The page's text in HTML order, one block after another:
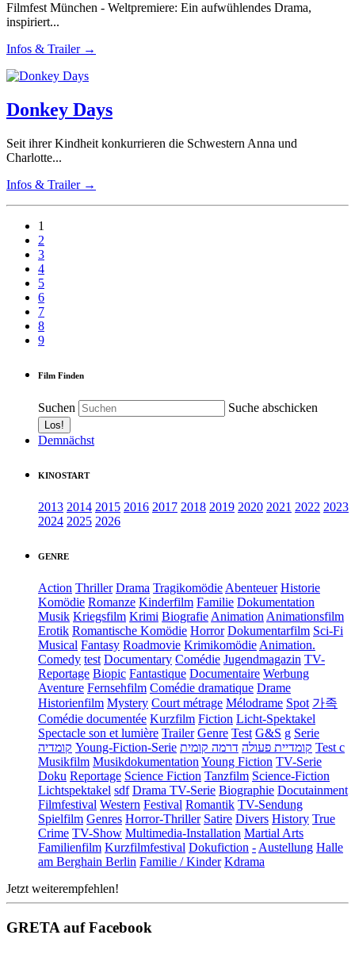
Filmfest München - Weltpremiere: Ein aufwühlendes Drama,
inspiriert...
Infos & Trailer →
Donkey Days
Seit ihrer Kindheit konkurrieren die Schwestern Anna und
Charlotte...
Infos & Trailer →
1
2
3
4
5
6
7
8
9
Film Finden
Suchen Suche abschicken
Demnächst
KINOSTART
2013 2014 2015 2016 2017 2018 2019 2020 2021 2022 2023
2024 2025 2026
GENRE
Action Thriller Drama Tragikomödie Abenteuer Historie
Komödie Romanze Kinderfilm Familie Dokumentation
Musik Kriegsfilm Krimi Biografie Animation Animationsfilm
Erotik Romantische Komödie Horror Dokumentarfilm Sci-Fi
Musical Fantasy Roadmovie Krimikomödie Animation.
Comedy test Documentary Comédie Jugendmagazin TV-
Reportage Biopic Fantastique Documentaire Werbung
Aventure Fernsehfilm Comédie dramatique Drame
Historienfilm Mystery Court métrage Mélodrame Spot 가족
Comédie documentée Kurzfilm Fiction Licht-Spektakel
Spectacle son et lumière Trailer Genre Test G&S g Serie
קומדיה Young-Fiction-Serie קומדיית פעולה דרמה קומית
Test c
Musikfilm Musikdokumentation Young Fiction TV-Serie
Doku Reportage Science Fiction Tanzfilm Science-Fiction
Lichtspektakel sdf Drama TV-Serie Biographie Docutainment
Filmfestival Western Festival Romantik TV-Sendung
Spielfilm Genres Horror-Thriller Satire Divers History True
Crime TV-Show Multimedia-Installation Martial Arts
Familienfilm Kurzfilmfestival Dokufiction - Austellung Halle
am Berghain Berlin Familie / Kinder Kdrama
Jetzt weiterempfehlen!
GRETA auf Facebook